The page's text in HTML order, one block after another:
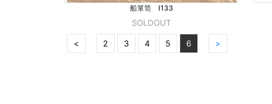
船箪笥 I133
SOLDOUT
< 2 3 4 5 6 >